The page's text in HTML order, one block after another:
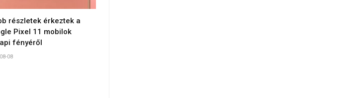
részletek érkeztek a
Pixel 11 mobilok
fényéről
08